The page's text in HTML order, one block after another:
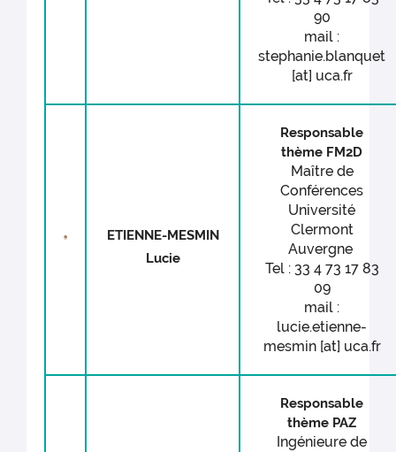
90
mail :
stephanie.blanquet
[at] uca.fr
ETIENNE-MESMIN
Lucie
Responsable
thème FM2D
Maître de
Conférences
Université
Clermont
Auvergne
Tel : 33 4 73 17 83
09
mail :
lucie.etienne-
mesmin [at] uca.fr
Responsable
thème PAZ
Ingénieure de